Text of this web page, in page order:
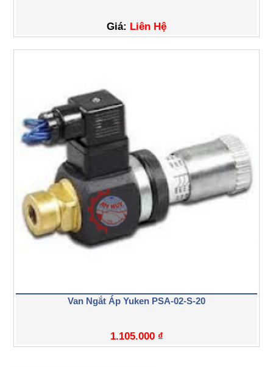
Giá: Liên Hệ
Van Ngắt Áp Yuken PSA-02-S-20
1.105.000 ₫